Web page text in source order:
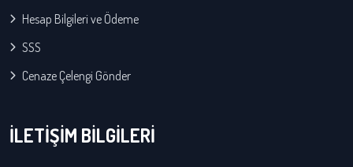
Hesap Bilgileri ve Ödeme
SSS
Cenaze Çelengi Gönder
İLETİŞİM BİLGİLERİ